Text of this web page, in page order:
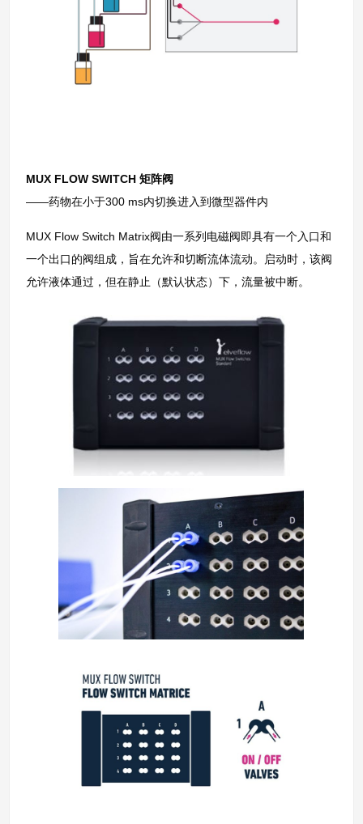
MUX FLOW SWITCH 矩阵阀
——药物在小于300 ms内切换进入到微型器件内
MUX Flow Switch Matrix阀由一系列电磁阀即具有一个入口和
一个出口的阀组成，旨在允许和切断流体流动。启动时，该阀
允许液体通过，但在静止（默认状态）下，流量被中断。